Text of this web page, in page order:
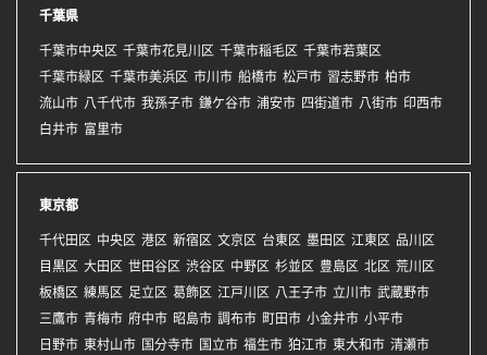
千葉県
千葉市中央区 千葉市花見川区 千葉市稲毛区 千葉市若葉区
千葉市緑区 千葉市美浜区 市川市 船橋市 松戸市 習志野市 柏市
流山市 八千代市 我孫子市 鎌ケ谷市 浦安市 四街道市 八街市 印西市
白井市 富里市
東京都
千代田区 中央区 港区 新宿区 文京区 台東区 墨田区 江東区 品川区
目黒区 大田区 世田谷区 渋谷区 中野区 杉並区 豊島区 北区 荒川区
板橋区 練馬区 足立区 葛飾区 江戸川区 八王子市 立川市 武蔵野市
三鷹市 青梅市 府中市 昭島市 調布市 町田市 小金井市 小平市
日野市 東村山市 国分寺市 国立市 福生市 狛江市 東大和市 清瀬市